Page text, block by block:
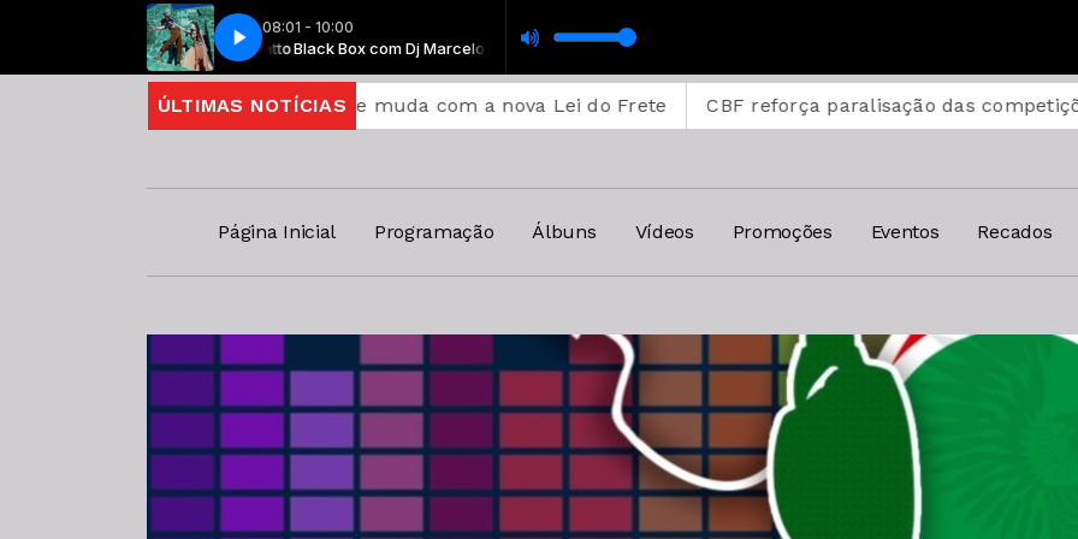
08:01 - 10:00
Black Box com Dj Marceloratto Black Box com Dj Marceloratto
SOFI TUKKER - Swing SOFI TUKKER - Swing
ÚLTIMAS NOTÍCIAS
Entenda o que muda com a nova Lei do Frete CBF reforça paralisação das competições durante
Página Inicial Programação Álbuns Vídeos Promoções Eventos Recados